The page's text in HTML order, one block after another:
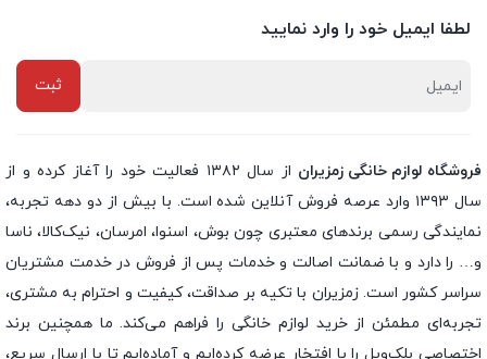
لطفا ایمیل خود را وارد نمایید
فروشگاه لوازم خانگی زمزیران
از سال ۱۳۸۲ فعالیت خود را آغاز کرده و از
سال ۱۳۹۳ وارد عرصه فروش آنلاین شده است. با بیش از دو دهه تجربه،
نمایندگی رسمی برندهای معتبری چون بوش، اسنوا، امرسان، نیک‌کالا، ناسا
و… را دارد و با ضمانت اصالت و خدمات پس از فروش در خدمت مشتریان
سراسر کشور است. زمزیران با تکیه بر صداقت، کیفیت و احترام به مشتری،
تجربه‌ای مطمئن از خرید لوازم خانگی را فراهم می‌کند. ما همچنین برند
اختصاصی بلک‌ویل را با افتخار عرضه کرده‌ایم و آماده‌ایم تا با ارسال سریع،